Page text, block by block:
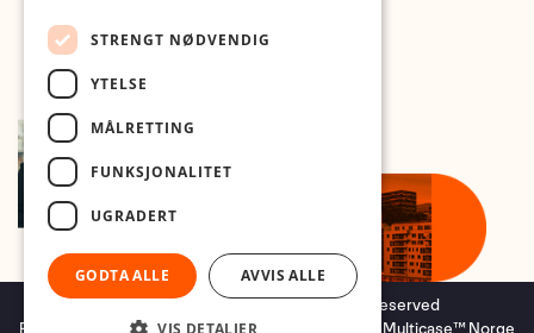
Copyright © 2026 Foto.no - All rights reserved
Forretningssystemog nettbutikkløsning Multicase™ Norge
STRENGT NØDVENDIG
YTELSE
MÅLRETTING
FUNKSJONALITET
UGRADERT
GODTA ALLE AVVIS ALLE
VIS DETALJER